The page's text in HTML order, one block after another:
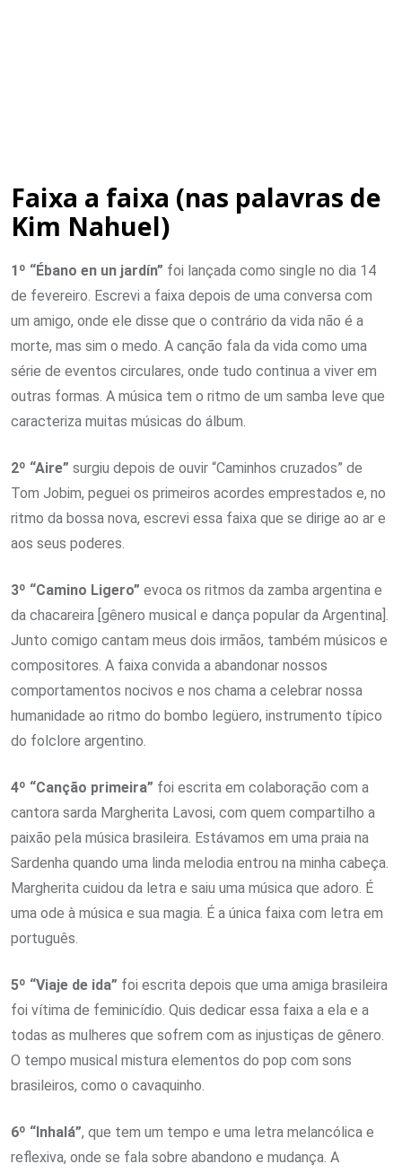
Faixa a faixa (nas palavras de
Kim Nahuel)
1º “Ébano en un jardín” foi lançada como single no dia 14
de fevereiro. Escrevi a faixa depois de uma conversa com
um amigo, onde ele disse que o contrário da vida não é a
morte, mas sim o medo. A canção fala da vida como uma
série de eventos circulares, onde tudo continua a viver em
outras formas. A música tem o ritmo de um samba leve que
caracteriza muitas músicas do álbum.
2º “Aire” surgiu depois de ouvir “Caminhos cruzados” de
Tom Jobim, peguei os primeiros acordes emprestados e, no
ritmo da bossa nova, escrevi essa faixa que se dirige ao ar e
aos seus poderes.
3º “Camino Ligero” evoca os ritmos da zamba argentina e
da chacareira [gênero musical e dança popular da Argentina].
Junto comigo cantam meus dois irmãos, também músicos e
compositores. A faixa convida a abandonar nossos
comportamentos nocivos e nos chama a celebrar nossa
humanidade ao ritmo do bombo legüero, instrumento típico
do folclore argentino.
4º “Canção primeira” foi escrita em colaboração com a
cantora sarda Margherita Lavosi, com quem compartilho a
paixão pela música brasileira. Estávamos em uma praia na
Sardenha quando uma linda melodia entrou na minha cabeça.
Margherita cuidou da letra e saiu uma música que adoro. É
uma ode à música e sua magia. É a única faixa com letra em
português.
5º “Viaje de ida” foi escrita depois que uma amiga brasileira
foi vítima de feminicídio. Quis dedicar essa faixa a ela e a
todas as mulheres que sofrem com as injustiças de gênero.
O tempo musical mistura elementos do pop com sons
brasileiros, como o cavaquinho.
6º “Inhalá”, que tem um tempo e uma letra melancólica e
reflexiva, onde se fala sobre abandono e mudança. A